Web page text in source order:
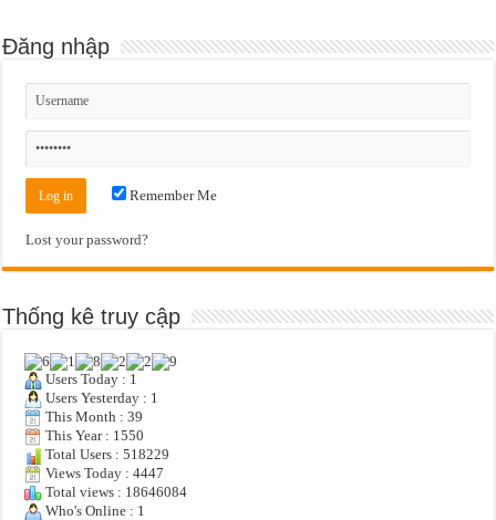
Đăng nhập
Remember Me
Lost your password?
Thống kê truy cập
Users Today : 1
Users Yesterday : 1
This Month : 39
This Year : 1550
Total Users : 518229
Views Today : 4447
Total views : 18646084
Who's Online : 1